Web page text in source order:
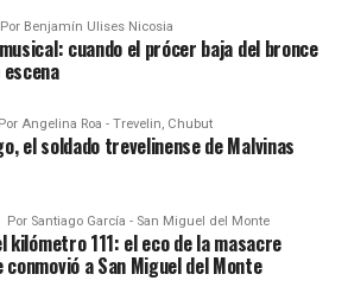
Por Benjamín Ulises Nicosia
cuando el prócer baja del bronce
Por Angelina Roa - Trevelin, Chubut
el soldado trevelinense de Malvinas
Por Santiago García - San Miguel del Monte
kilómetro 111: el eco de la masacre
conmovió a San Miguel del Monte